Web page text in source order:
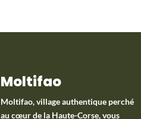
Moltifao
Moltifao, village authentique perché
au cœur de la Haute-Corse, vous